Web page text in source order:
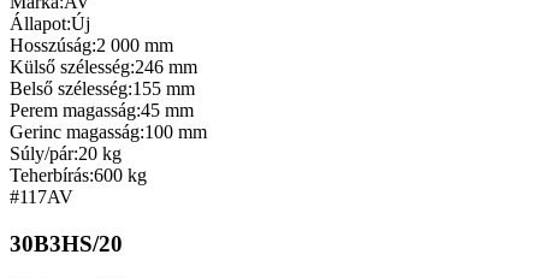
Állapot:Új
Hosszúság:2 000 mm
Külső szélesség:246 mm
Belső szélesség:155 mm
Perem magasság:45 mm
Gerinc magasság:100 mm
Súly/pár:20 kg
Teherbírás:600 kg
#117AV
30B3HS/20